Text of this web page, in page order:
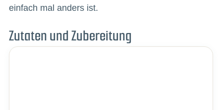
einfach mal anders ist.
Zutaten und Zubereitung